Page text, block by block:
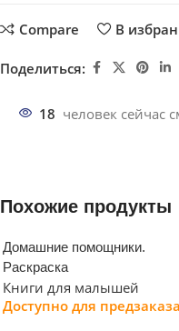
Compare В
Поделиться:
18 человек сейчас
Похожие продукты
Домашние помощники.
Раскраска
Книги для малышей
Доступно для предзаказа